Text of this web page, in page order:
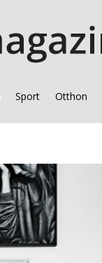
Sport Otthon